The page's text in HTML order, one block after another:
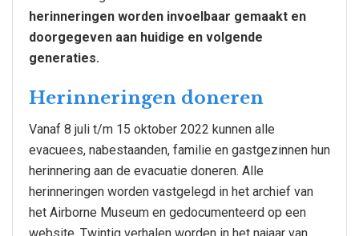
herinneringen worden invoelbaar gemaakt en
doorgegeven aan huidige en volgende
generaties.
Herinneringen doneren
Vanaf 8 juli t/m 15 oktober 2022 kunnen alle
evacuees, nabestaanden, familie en gastgezinnen hun
herinnering aan de evacuatie doneren. Alle
herinneringen worden vastgelegd in het archief van
het Airborne Museum en gedocumenteerd op een